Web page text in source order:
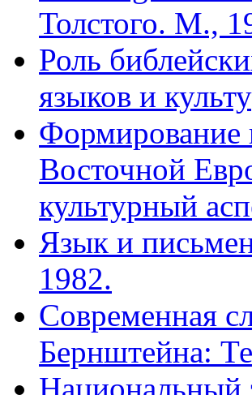
Толстого. М.,
Роль
языков и
Формирование
Восточной
культурный
Язык и
1982.
Современная
Бернштейна: